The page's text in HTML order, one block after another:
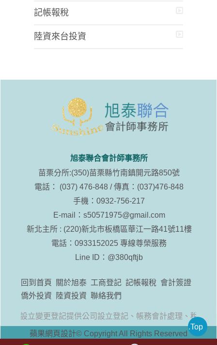
記帳報稅
陸資來台投資
.Top
旭泰聯合會計師事務所
苗栗分所:(350)苗栗縣竹南鎮開元路850號
電話： (037) 476-848 / 傳真：(037)476-848
手機：0932-756-217
E-mail： s50571975@gmail.com
新北主所 : (220)新北市板橋區華江一路41號11樓
電話：0933152025 專線尊榮服務
Line ID： @380qftjb
回到首頁 關於旭泰 工商登記 記帳報稅 會計簽證
僑外投資
陸資投資 聯絡我們
工廠設立變更登記提供公司設立登記、帳務會計處理、稅務
蘋果網頁設計© Copyright All Rights Reserved